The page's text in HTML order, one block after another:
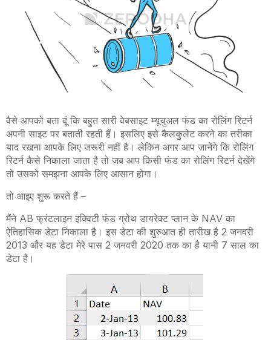
वैसे आपको बता दूं कि बहुत सारी वेबसाइट म्यूचुअल फंड का रोलिंग रिटर्न
अपनी साइट पर बताती रहती हैं। इसलिए इसे कैलकुलेट करने का तरीका
याद रखना आपके लिए जरूरी नहीं है। लेकिन अगर आप जानेंगे कि रोलिंग
रिटर्न कैसे निकाला जाता है तो जब आप किसी फंड का रोलिंग रिटर्न देखेंगे
तो उसको समझना आपके लिए आसान होगा।
तो आइए शुरू करते हैं –
मैंने AB फ्रंटलाइन इक्विटी फंड ग्रोथ डायरेक्ट प्लान के NAV का
ऐतिहासिक डेटा निकाला है। इस डेटा की शुरुआत ही तारीख है 2 जनवरी
2013 और यह डेटा मेरे पास 2 जनवरी 2020 तक का है यानी 7 साल का
डेटा है।